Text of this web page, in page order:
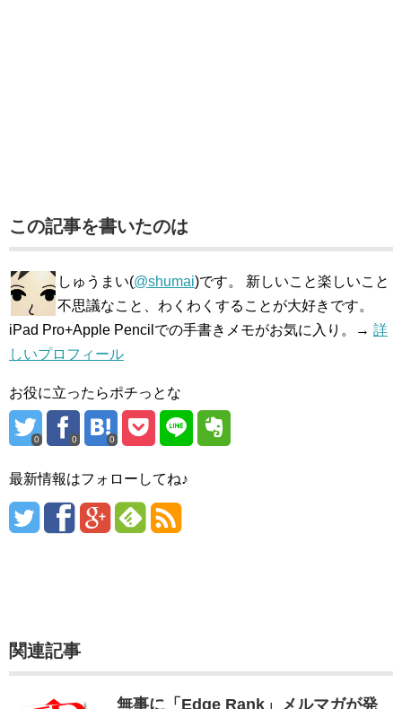
この記事を書いたのは
しゅうまい(@shumai)です。 新しいこと楽しいこと
不思議なこと、わくわくすることが大好きです。
iPad Pro+Apple Pencilでの手書きメモがお気に入り。→ 詳
しいプロフィール
お役に立ったらポチっとな
0 0 0
最新情報はフォローしてね♪
関連記事
無事に「Edge Rank」メルマガが発